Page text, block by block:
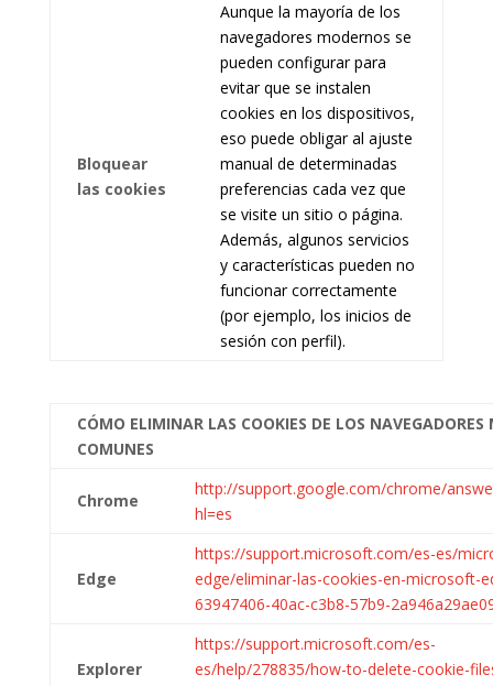
Bloquear
las cookies
Aunque la mayoría de los
navegadores modernos se
pueden configurar para
evitar que se instalen
cookies en los dispositivos,
eso puede obligar al ajuste
manual de determinadas
preferencias cada vez que
se visite un sitio o página.
Además, algunos servicios
y características pueden no
funcionar correctamente
(por ejemplo, los inicios de
sesión con perfil).
CÓMO ELIMINAR LAS COOKIES DE LOS NAVEGADORES
COMUNES
Chrome
http://support.google.com/chrome/
hl=es
Edge
https://support.microsoft.com/es-es/
edge/eliminar-las-cookies-en-microsoft-
63947406-40ac-c3b8-57b9-
Explorer
https://support.microsoft.com/es-
es/help/278835/how-to-delete-cookie-